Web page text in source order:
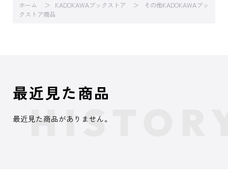
ホーム KADOKAWAブックストア
その他KADOKAWAブッ
クストア商品
最近見た商品
最近見た商品がありません。